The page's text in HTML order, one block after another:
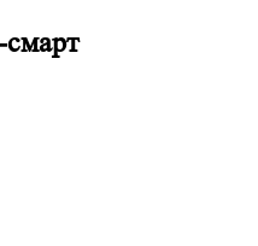
смарт